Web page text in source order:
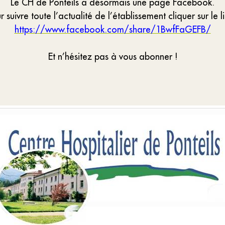
suivre toute l’actualité de l’établissement cliquer sur le
https://www.facebook.com/share/1BwfFaGEFB/
Et n’hésitez pas à vous abonner !